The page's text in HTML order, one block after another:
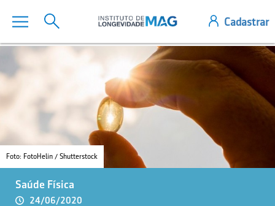
Foto: FotoHelin / Shutterstock
Saúde Física
24/06/2020